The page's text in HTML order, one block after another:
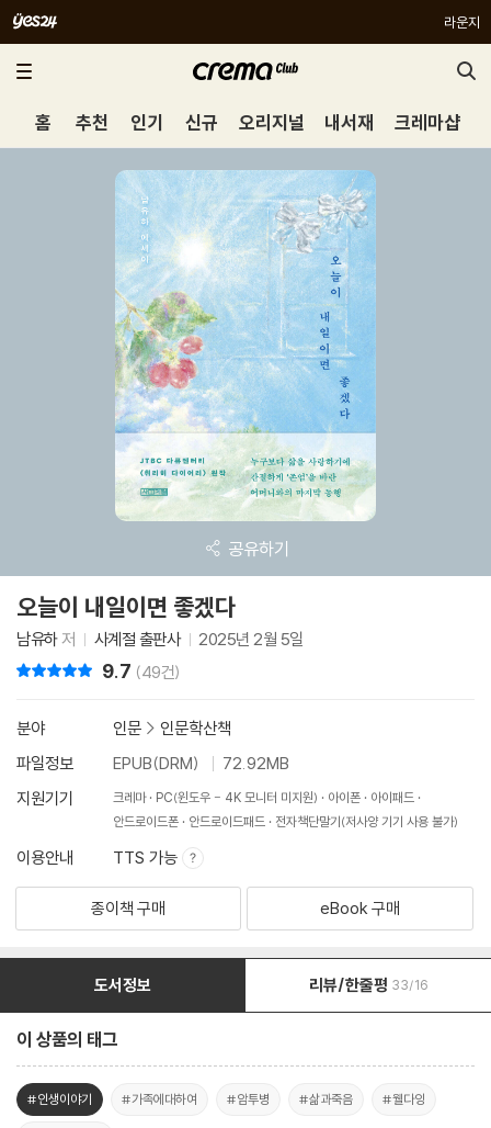
라운지
홈 추천 인기 신규 오리지널 내서재 크레마샵
공유하기
오늘이 내일이면 좋겠다
남유하저 사계절 출판사 2025년 2월 5일
9.7 (49건)
분야 인문 > 인문학산책
파일정보
EPUB(DRM)
72.92MB
지원기기
크레마 PC(윈도우 - 4K 모니터 미지원) 아이폰
아이패드
안드로이드폰
안드로이드패드 전자책단말기(저사양 기기 사용 불가)
이용안내 TTS 가능
종이책 구매 eBook 구매
도서정보 리뷰/한줄평 33/16
이 상품의 태그
#인생이야기 #가족에대하여 #암투병 #삶과죽음 #웰다잉